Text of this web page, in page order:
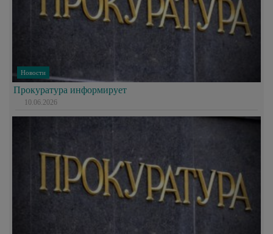
Новости
Прокуратура информирует
10.06.2026